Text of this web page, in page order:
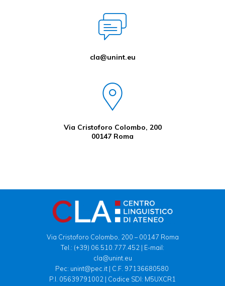
cla@unint.eu
Via Cristoforo Colombo, 200
00147 Roma
Via Cristoforo Colombo, 200 – 00147 Roma
Tel.: (+39) 06.510.777.452 | E-mail:
cla@unint.eu
Pec: unint@pec.it | C.F. 97136680580
P.I. 05639791002 | Codice SDI: M5UXCR1